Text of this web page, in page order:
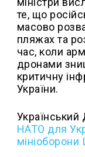
те, що
масово
пляжах та
час, коли
дронами
критичну
України.
НАТО для
мініоборони